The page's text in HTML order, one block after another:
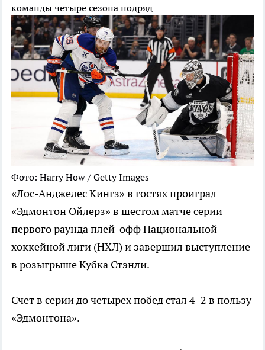
команды четыре сезона подряд
Фото: Harry How / Getty Images
«Лос-Анджелес Кингз» в гостях проиграл
«Эдмонтон Ойлерз» в шестом матче серии
первого раунда плей-офф Национальной
хоккейной лиги (НХЛ) и завершил выступление
в розыгрыше Кубка Стэнли.
Счет в серии до четырех побед стал 4–2 в пользу
«Эдмонтона».